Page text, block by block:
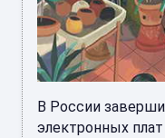
В России
электронных